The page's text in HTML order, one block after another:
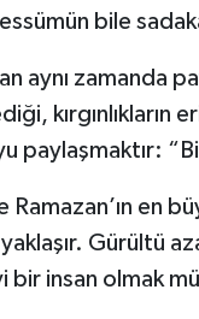
bile
aynı zamanda
kırgınlıkların
paylaşmaktır:
Ramazan’ın en
yaklaşır. Gürültü
bir insan olmak